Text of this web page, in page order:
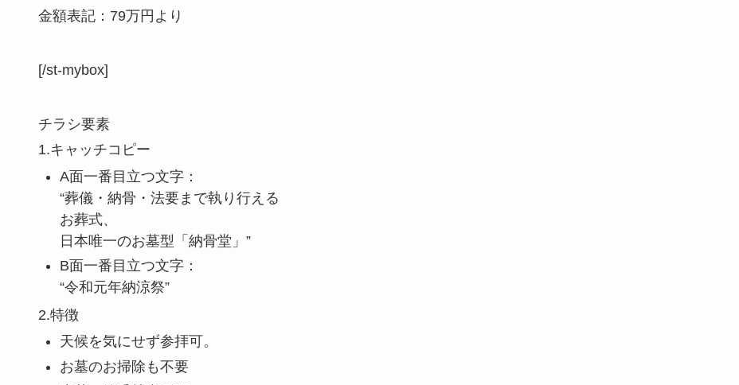
金額表記：79万円より
[/st-mybox]
チラシ要素
1.キャッチコピー
A面一番目立つ文字：
“葬儀・納骨・法要まで執り行える
お葬式、
日本唯一のお墓型「納骨堂」”
B面一番目立つ文字：
“令和元年納涼祭”
2.特徴
天候を気にせず参拝可。
お墓のお掃除も不要